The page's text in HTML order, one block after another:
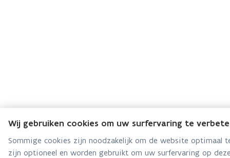
Wij gebruiken cookies om uw surfervaring te
Sommige cookies zijn noodzakelijk om de website optimaal
zijn optioneel en worden gebruikt om uw surfervaring op